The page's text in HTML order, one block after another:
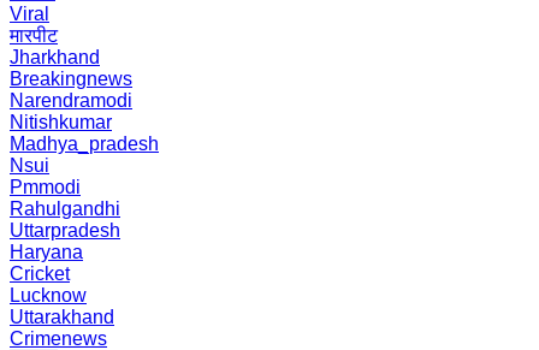
Viral
मारपीट
Jharkhand
Breakingnews
Narendramodi
Nitishkumar
Madhya_pradesh
Nsui
Pmmodi
Rahulgandhi
Uttarpradesh
Haryana
Cricket
Lucknow
Uttarakhand
Crimenews